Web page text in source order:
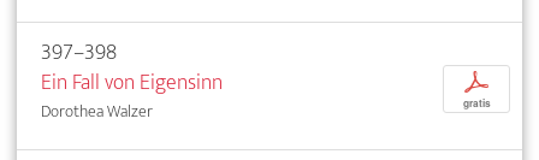
397–398
Ein Fall von Eigensinn
Dorothea Walzer
p
gratis